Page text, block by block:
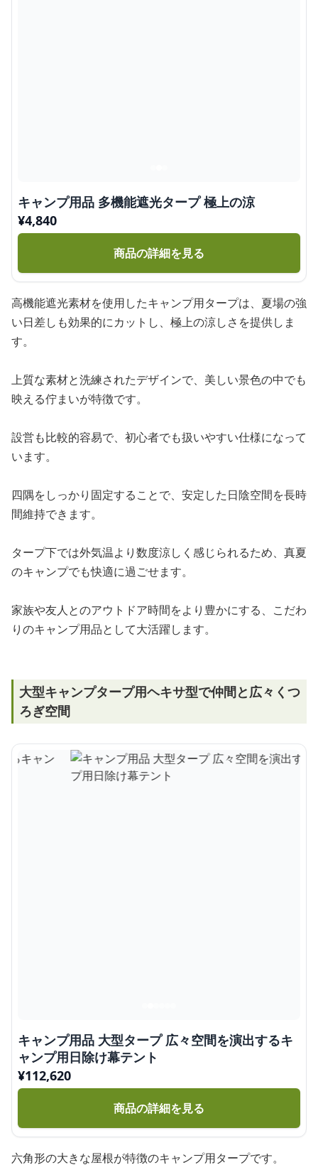
キャンプ用品 多機能遮光タープ 極上の涼
¥4,840
商品の詳細を見る
高機能遮光素材を使用したキャンプ用タープは、夏場の強
い日差しも効果的にカットし、極上の涼しさを提供しま
す。
上質な素材と洗練されたデザインで、美しい景色の中でも
映える佇まいが特徴です。
設営も比較的容易で、初心者でも扱いやすい仕様になって
います。
四隅をしっかり固定することで、安定した日陰空間を長時
間維持できます。
タープ下では外気温より数度涼しく感じられるため、真夏
のキャンプでも快適に過ごせます。
家族や友人とのアウトドア時間をより豊かにする、こだわ
りのキャンプ用品として大活躍します。
大型キャンプタープ用ヘキサ型で仲間と広々くつ
ろぎ空間
キャンプ用品 大型タープ 広々空間を演出するキ
ャンプ用日除け幕テント
¥112,620
商品の詳細を見る
六角形の大きな屋根が特徴のキャンプ用タープです。